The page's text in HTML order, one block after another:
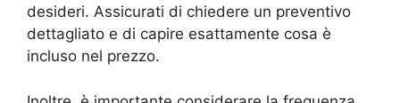
desideri. Assicurati di chiedere un preventivo
dettagliato e di capire esattamente cosa è
incluso nel prezzo.